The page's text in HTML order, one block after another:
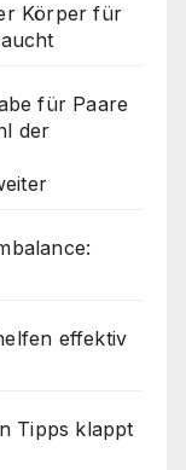
Körper für
für Paare
der
effektiv
Tipps klappt